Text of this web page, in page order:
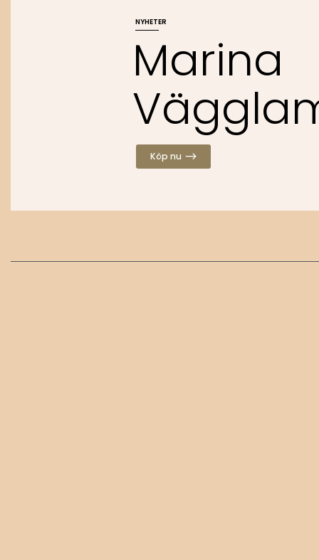
NYHETER
Marina
Väggla
Köp nu